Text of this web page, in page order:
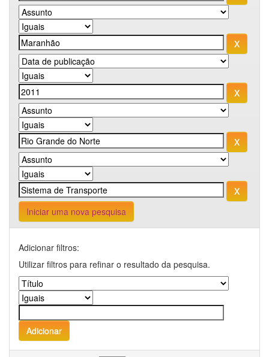
Iniciar uma nova pesquisa
Adicionar filtros:
Utilizar filtros para refinar o resultado da pesquisa.